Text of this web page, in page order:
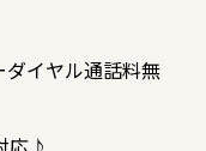
ダイヤル通話料無